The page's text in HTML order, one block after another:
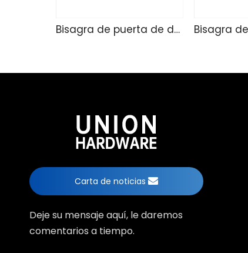
Bisagra de puerta de ducha de vidrio WG463
Carta de noticias
Deje su mensaje aquí, le daremos
comentarios a tiempo.